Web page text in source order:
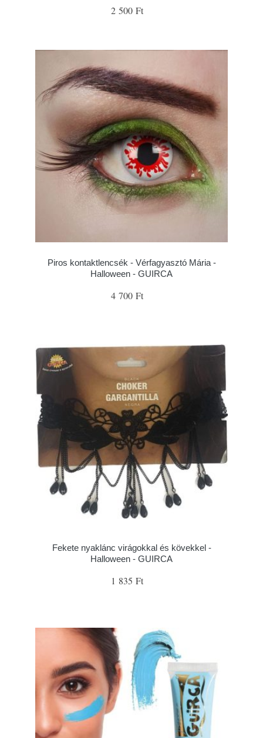
2 500 Ft
Piros kontaktlencsék - Vérfagyasztó Mária -
Halloween - GUIRCA
4 700 Ft
Fekete nyaklánc virágokkal és kövekkel -
Halloween - GUIRCA
1 835 Ft